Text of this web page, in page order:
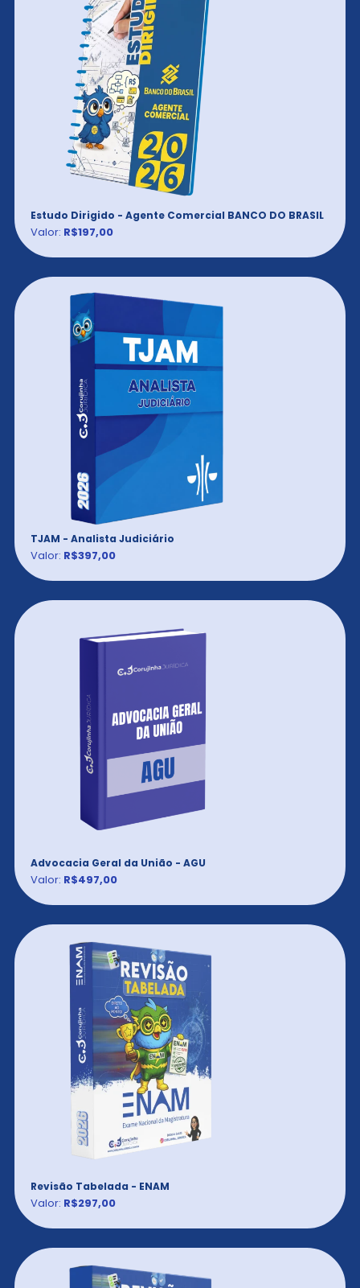
Estudo Dirigido - Agente Comercial BANCO DO BRASIL
Valor: R$197,00
TJAM - Analista Judiciário
Valor: R$397,00
Advocacia Geral da União - AGU
Valor: R$497,00
Revisão Tabelada - ENAM
Valor: R$297,00